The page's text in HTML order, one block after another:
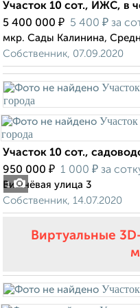
Участок 10 сот., ИЖС, в
5 400 000 ₽ 5 400 ₽ за
мкр. Сады Калинина,
Собственник, 07.09.2020
1
Участок 10 сот.,
950 000 ₽ 1 000 ₽ за
Вишнёвая улица 3
Собственник, 14.07.2020
Виртуальные